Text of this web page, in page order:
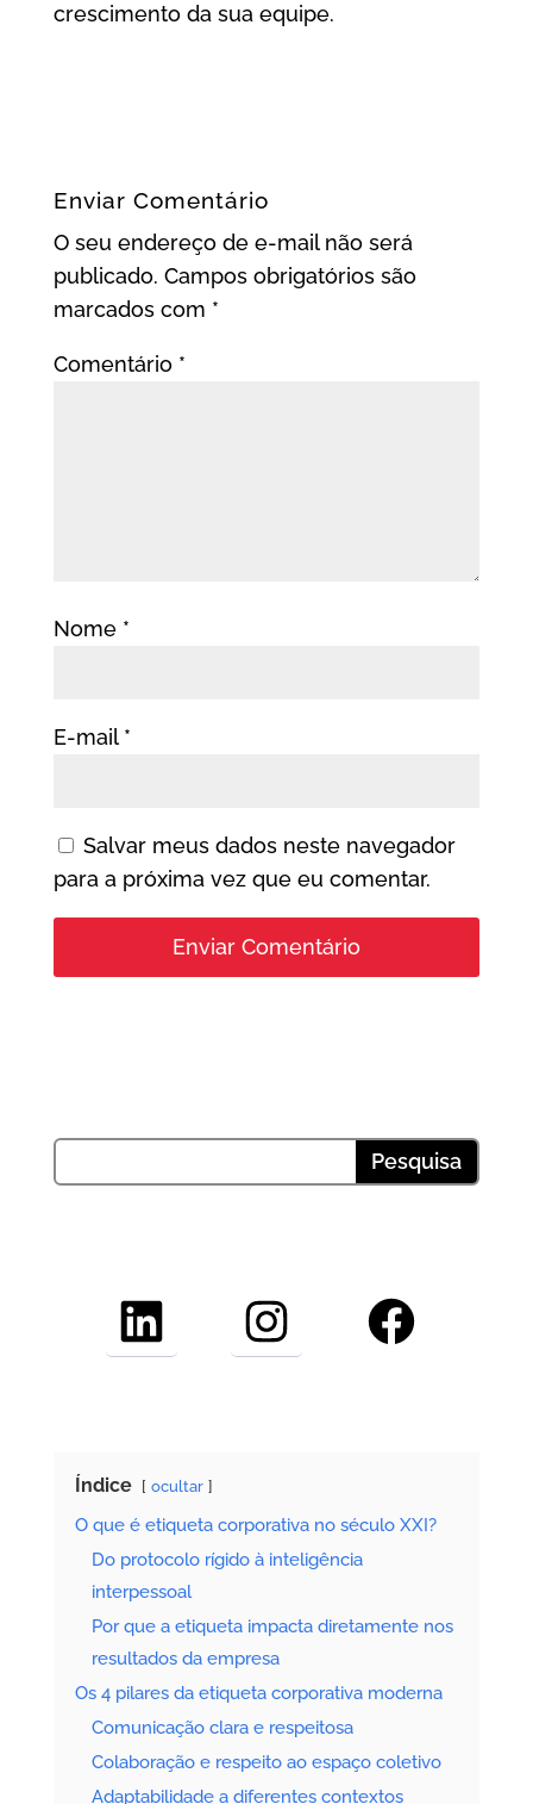
crescimento da sua equipe.
Enviar Comentário
O seu endereço de e-mail não será
publicado. Campos obrigatórios são
marcados com *
Comentário *
Nome *
E-mail *
Salvar meus dados neste navegador
para a próxima vez que eu comentar.
LinkedIn InstagramFacebook
Índice ocultar
O que é etiqueta corporativa no século XXI?
Do protocolo rígido à inteligência
interpessoal
Por que a etiqueta impacta diretamente nos
resultados da empresa
Os 4 pilares da etiqueta corporativa moderna
Comunicação clara e respeitosa
Colaboração e respeito ao espaço coletivo
Adaptabilidade a diferentes contextos